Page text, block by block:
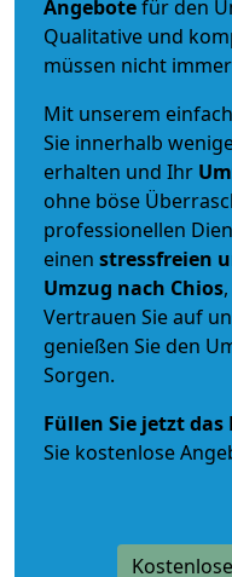
Angebotefür den
Qualitative und
müssen nicht
Mit unserem
Sie innerhalb
erhalten und Ihr
ohne böse
professionellen
einen stressfreien
Umzug nach Chios
Vertrauen Sie auf
genießen Sie den
Sorgen.
Füllen Sie jetzt
Sie kostenlose